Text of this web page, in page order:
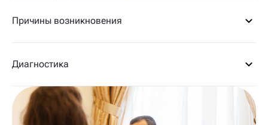
Причины возникновения
Диагностика